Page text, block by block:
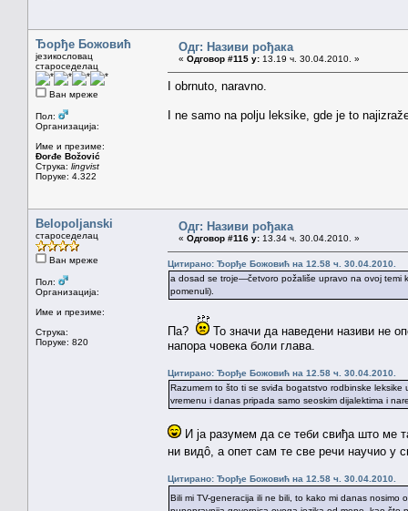
Ђорђе Божовић
језикословац
староседелац
Ван мреже
Пол:
Организација:
Име и презиме:
Đorđe Božović
Струка: lingvist
Поруке: 4.322
Одг: Називи рођака
« Одговор #115 у: 13.19 ч. 30.04.2010. »
I obrnuto, naravno.
I ne samo na polju leksike, gde je to
Belopoljanski
староседелац
Ван мреже
Пол:
Организација:
Име и презиме:
Струка:
Поруке: 820
Одг: Називи рођака
« Одговор #116 у: 13.34 ч. 30.04.2010. »
Цитирано: Ђорђе Божовић на 12.58 ч. 30.04.2010.
a dosad se troje—četvoro požališe upravo na ovoj temi
pomenuli).
Па?
То значи да наведени називи не
напора човека боли глава.
Цитирано: Ђорђе Божовић на 12.58 ч. 30.04.2010.
Razumem to što ti se sviđa bogatstvo rodbinske
vremenu i danas pripada samo seoskim dijalektima i
И ја разумем да се теби свиђа што ме
ни видô, а опет сам те све речи научио у
Цитирано: Ђорђе Божовић на 12.58 ч. 30.04.2010.
Bili mi TV-generacija ili ne bili, to kako mi danas nosimo